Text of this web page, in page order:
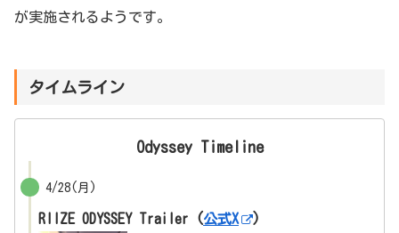
が実施されるようです。
タイムライン
Odyssey Timeline
4/28(月)
RIIZE ODYSSEY Trailer (公式X )